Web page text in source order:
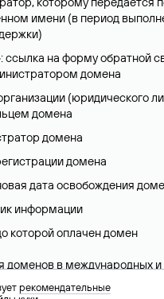
имени (в период
на форму обратной
домена
(юридического
домена
домена
домена
дата освобождения
информации
которой оплачен домен
доменов в международных
представлены в разделе «
рекомендательные